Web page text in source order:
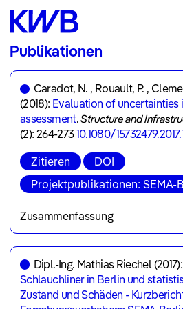
Forschung
Gruppen
&
Themen
Beratung
&
Tools
Publikationen
Projekte
Newsroom
News
&
Publikationen
Caradot, N. , Rouault, P. ,
(2018): Evaluation of uncertainties
assessment.Structure and
(2): 264-27310.1080/
Zitieren
DOI
Projektpublikationen: SEMA-
Zusammenfassung
Closed Circuit Television
inspection and structural
current practice, inspection
support asset management
Dipl.-Ing. Mathias Riechel (2017):
Schlauchliner in Berlin und
Zustand und Schäden -